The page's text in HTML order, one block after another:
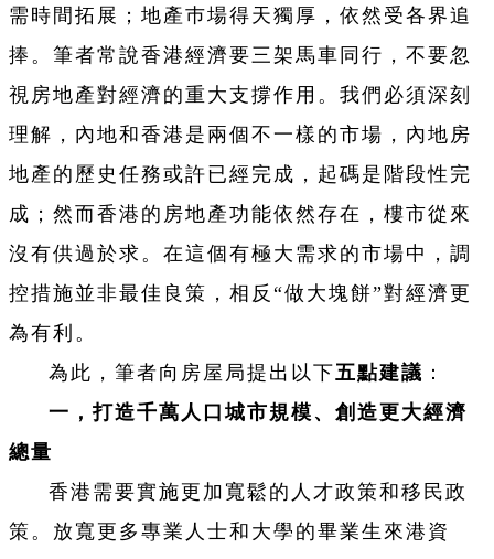
需時間拓展；地產巿場得天獨厚，依然受各界追
捧。筆者常說香港經濟要三架馬車同行，不要忽
視房地產對經濟的重大支撐作用。我們必須深刻
理解，內地和香港是兩個不一樣的市場，內地房
地產的歷史任務或許已經完成，起碼是階段性完
成；然而香港的房地產功能依然存在，樓市從來
沒有供過於求。在這個有極大需求的市場中，調
控措施並非最佳良策，相反“做大塊餅”對經濟更
為有利。
為此，筆者向房屋局提出以下五點建議 ：
一，打造千萬人口城市規模、創造更大經濟
總量
香港需要實施更加寬鬆的人才政策和移民政
策。放寬更多專業人士和大學的畢業生來港資